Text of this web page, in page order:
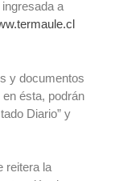
a
y documentos
ésta, podrán
Diario” y
reitera la